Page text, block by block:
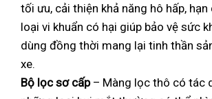
tối ưu, cải thiện khả năng hô hấp,
loại vi khuẩn có hại giúp bảo vệ sức
dùng đồng thời mang lại tinh thần
xe.
Bộ lọc sơ cấp– Màng lọc thô có tác